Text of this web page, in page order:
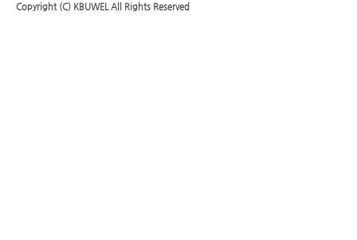
Copyright (C) KBUWELAll Rights Reserved